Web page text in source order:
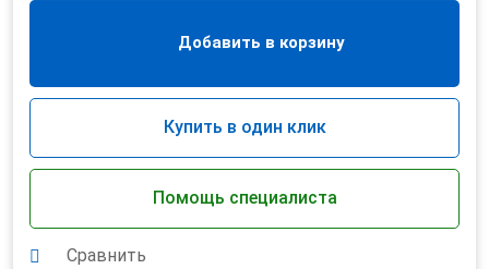
Добавить в корзину
Купить в один клик
Помощь специалиста
Сравнить